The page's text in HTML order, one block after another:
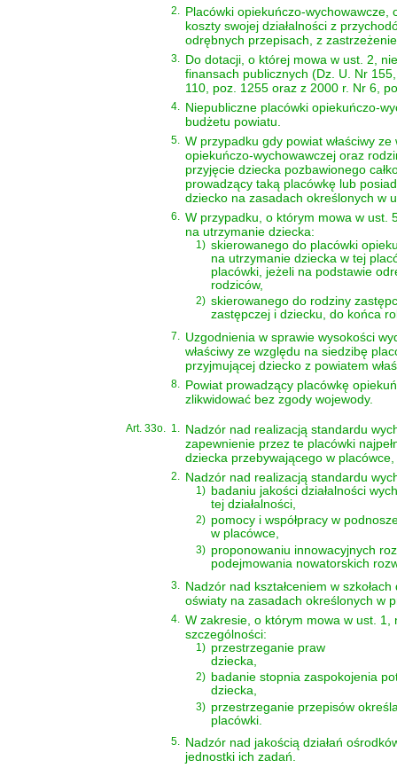
2.
Placówki opiekuńczo-wychowawcze,
koszty swojej działalności z
odrębnych przepisach, z
3.
Do dotacji, o której mowa w ust. 2,
finansach publicznych (Dz. U. Nr
110, poz. 1255 oraz z 2000 r. Nr 6,
4.
Niepubliczne placówki opiekuńczo-
budżetu powiatu.
5.
W przypadku gdy powiat właściwy
opiekuńczo-wychowawczej oraz
przyjęcie dziecka pozbawionego
prowadzący taką placówkę lub
dziecko na zasadach określonych w
6.
W przypadku, o którym mowa w ust.
na utrzymanie dziecka:
1) skierowanego do placówki
na utrzymanie dziecka w tej
placówki, jeżeli na podstawie
rodziców,
2) skierowanego do rodziny
zastępczej i dziecku, do końca
7. Uzgodnienia w sprawie wysokości
właściwy ze względu na siedzibę
przyjmującej dziecko z powiatem
8. Powiat prowadzący placówkę
zlikwidować bez zgody wojewody.
Art. 33o. 1. Nadzór nad realizacją standardu
zapewnienie przez te placówki
dziecka przebywającego w
2. Nadzór nad realizacją standardu
1) badaniu jakości działalności
tej działalności,
2) pomocy i współpracy w
w placówce,
3) proponowaniu innowacyjnych
podejmowania nowatorskich
3.
Nadzór nad kształceniem w
oświaty na zasadach określonych w
4.
W zakresie, o którym mowa w ust. 1,
szczególności:
1) przestrzeganie praw
dziecka,
2) badanie stopnia zaspokojenia
dziecka,
3) przestrzeganie przepisów
placówki.
5. Nadzór nad jakością działań
jednostki ich zadań.